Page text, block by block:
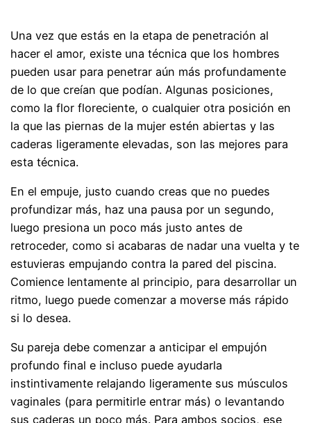
Una vez que estás en la etapa de penetración al
hacer el amor, existe una técnica que los hombres
pueden usar para penetrar aún más profundamente
de lo que creían que podían. Algunas posiciones,
como la flor floreciente, o cualquier otra posición en
la que las piernas de la mujer estén abiertas y las
caderas ligeramente elevadas, son las mejores para
esta técnica.
En el empuje, justo cuando creas que no puedes
profundizar más, haz una pausa por un segundo,
luego presiona un poco más justo antes de
retroceder, como si acabaras de nadar una vuelta y te
estuvieras empujando contra la pared del piscina.
Comience lentamente al principio, para desarrollar un
ritmo, luego puede comenzar a moverse más rápido
si lo desea.
Su pareja debe comenzar a anticipar el empujón
profundo final e incluso puede ayudarla
instintivamente relajando ligeramente sus músculos
vaginales (para permitirle entrar más) o levantando
sus caderas un poco más. Para ambos socios, ese